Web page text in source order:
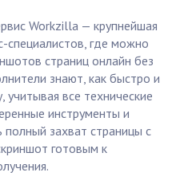
Workzilla — крупнейшая
специалистов, где можно
страниц онлайн без
знают, как быстро и
все технические
инструменты и
полный захват страницы с
готовым к